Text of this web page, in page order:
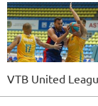
VTB United